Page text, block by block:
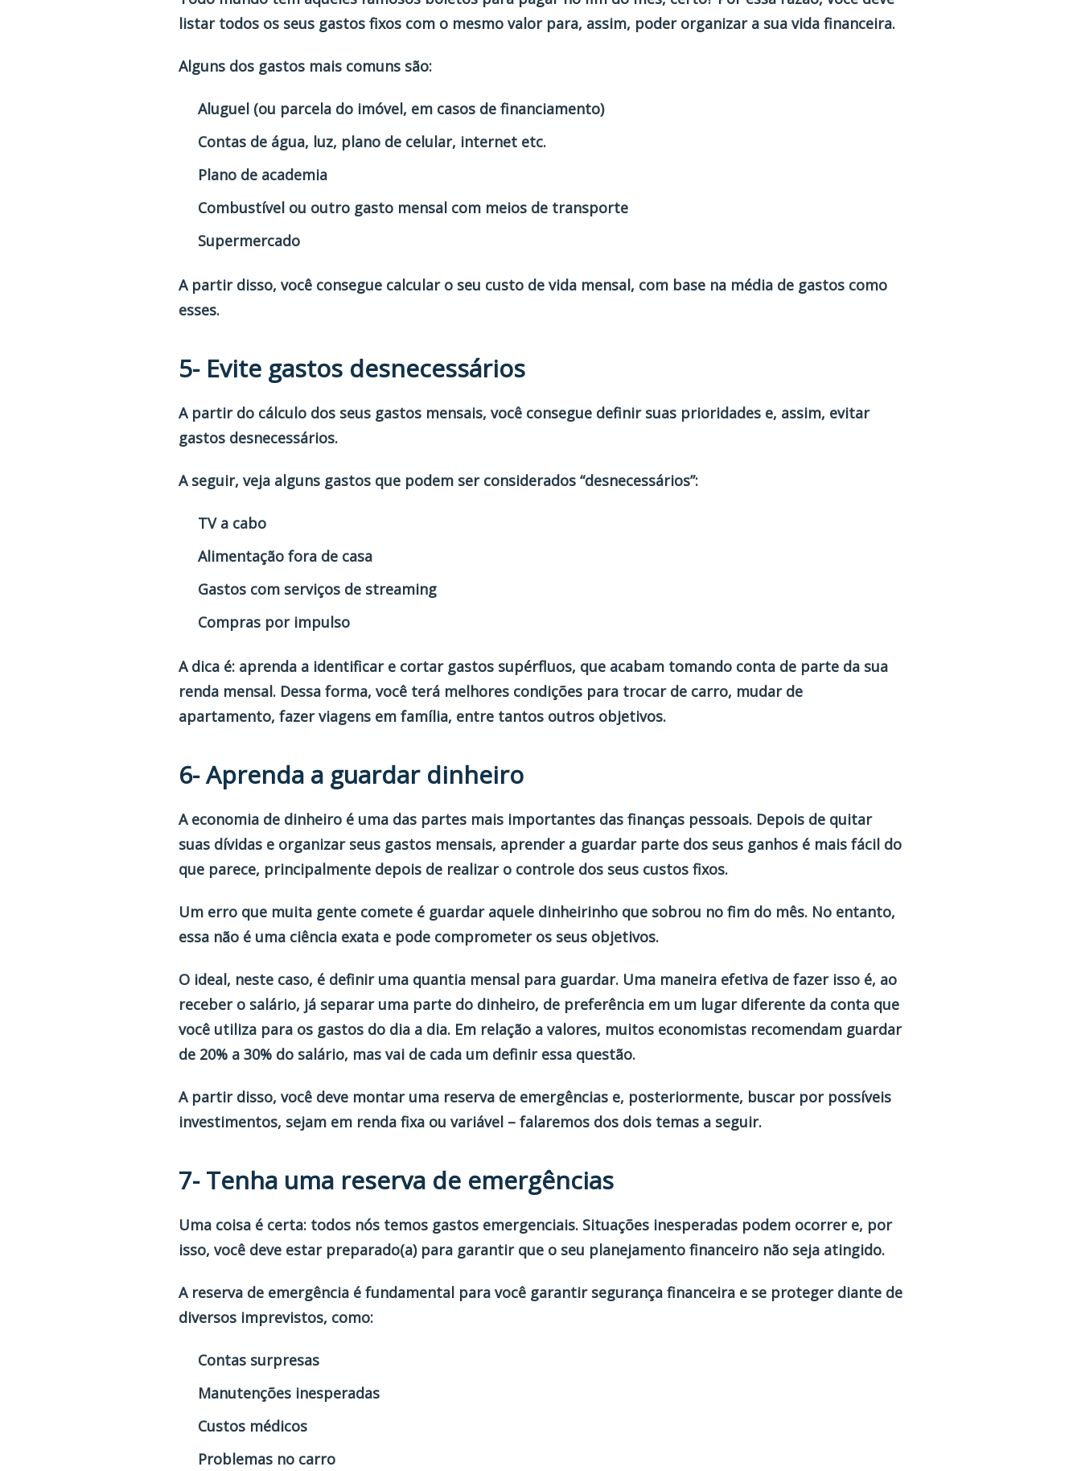
listar todos os seus gastos fixos com o mesmo valor para, assim, poder organizar a sua vida financeira.
Alguns dos gastos mais comuns são:
Aluguel (ou parcela do imóvel, em casos de financiamento)
Contas de água, luz, plano de celular, internet etc.
Plano de academia
Combustível ou outro gasto mensal com meios de transporte
Supermercado
A partir disso, você consegue calcular o seu custo de vida mensal, com base na média de gastos como
esses.
5- Evite gastos desnecessários
A partir do cálculo dos seus gastos mensais, você consegue definir suas prioridades e, assim, evitar
gastos desnecessários.
A seguir, veja alguns gastos que podem ser considerados “desnecessários”:
TV a cabo
Alimentação fora de casa
Gastos com serviços de streaming
Compras por impulso
A dica é: aprenda a identificar e cortar gastos supérfluos, que acabam tomando conta de parte da sua
renda mensal. Dessa forma, você terá melhores condições para trocar de carro, mudar de
apartamento, fazer viagens em família, entre tantos outros objetivos.
6- Aprenda a guardar dinheiro
A economia de dinheiro é uma das partes mais importantes das finanças pessoais. Depois de quitar
suas dívidas e organizar seus gastos mensais, aprender a guardar parte dos seus ganhos é mais fácil do
que parece, principalmente depois de realizar o controle dos seus custos fixos.
Um erro que muita gente comete é guardar aquele dinheirinho que sobrou no fim do mês. No entanto,
essa não é uma ciência exata e pode comprometer os seus objetivos.
O ideal, neste caso, é definir uma quantia mensal para guardar. Uma maneira efetiva de fazer isso é, ao
receber o salário, já separar uma parte do dinheiro, de preferência em um lugar diferente da conta que
você utiliza para os gastos do dia a dia. Em relação a valores, muitos economistas recomendam guardar
de 20% a 30% do salário, mas vai de cada um definir essa questão.
A partir disso, você deve montar uma reserva de emergências e, posteriormente, buscar por possíveis
investimentos, sejam em renda fixa ou variável – falaremos dos dois temas a seguir.
7- Tenha uma reserva de emergências
Uma coisa é certa: todos nós temos gastos emergenciais. Situações inesperadas podem ocorrer e, por
isso, você deve estar preparado(a) para garantir que o seu planejamento financeiro não seja atingido.
A reserva de emergência é fundamental para você garantir segurança financeira e se proteger diante de
diversos imprevistos, como:
Contas surpresas
Manutenções inesperadas
Custos médicos
Problemas no carro